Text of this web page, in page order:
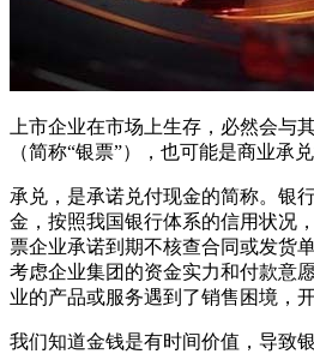
上市企业在市场上生存，必然会与
（简称“银票”），也可能是商业承
承兑，是承诺兑付现金的简称。银
金，按照我国银行体系的信用状况
票企业承诺到期不核查合同或发货
考虑企业集团的资金实力和付款意
业的产品或服务遇到了销售困境，
我们知道金钱是有时间价值，导致